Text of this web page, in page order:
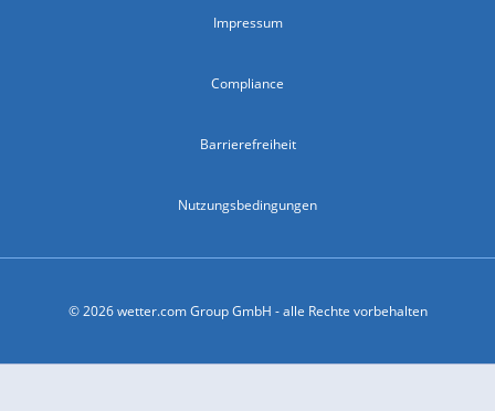
Impressum
Compliance
Barrierefreiheit
Nutzungsbedingungen
© 2026 wetter.com Group GmbH - alle Rechte vorbehalten